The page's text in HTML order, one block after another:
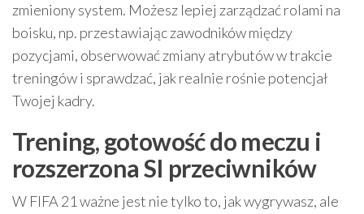
zmieniony system. Możesz lepiej zarządzać rolami na
boisku, np. przestawiając zawodników między
pozycjami, obserwować zmiany atrybutów w trakcie
treningów i sprawdzać, jak realnie rośnie potencjał
Twojej kadry.
Trening, gotowość do meczu i
rozszerzona SI przeciwników
W FIFA 21 ważne jest nie tylko to, jak wygrywasz, ale